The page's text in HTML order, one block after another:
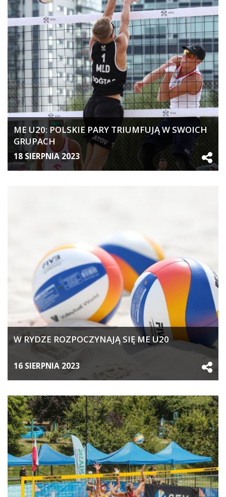
ME U20: POLSKIE PARY TRIUMFUJĄ W SWOICH
GRUPACH
18 SIERPNIA 2023
W RYDZE ROZPOCZYNAJĄ SIĘ ME U20
16 SIERPNIA 2023